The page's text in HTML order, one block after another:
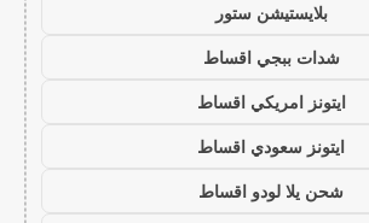
بلايستيشن ستور
شدات ببجي اقساط
ايتونز امريكي اقساط
ايتونز سعودي اقساط
شحن يلا لودو اقساط